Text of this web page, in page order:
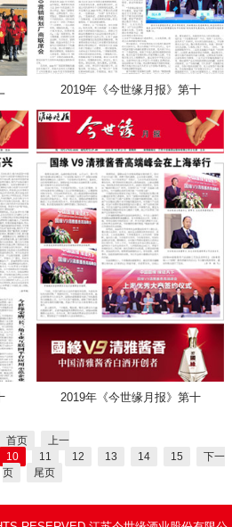
2019年《今世缘月报》第十
2019年《今世缘月报》第十
首页
上一
10 11 12 13 14 15
下一
页
尾页